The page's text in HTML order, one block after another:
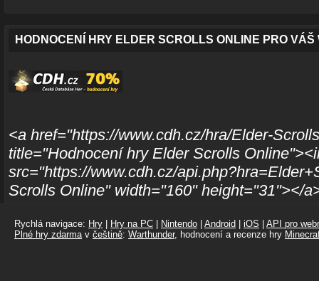
HODNOCENÍ HRY ELDER SCROLLS ONLINE PRO VÁŠ
<a href="https://www.cdh.cz/hra/Elder-
title="Hodnocení hry Elder Scrolls
src="https://www.cdh.cz/
Scrolls Online" width="160" height="31"></
Rychlá navigace: Hry Hry na PC Nintendo Android iOS
API pro
Plné hry zdarmav češtině: Warthunder, hodnocení a recenze hry